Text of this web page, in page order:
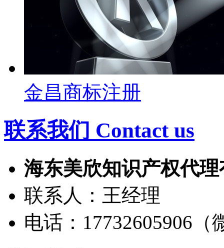
金昌商标注册
联系我们 Contact us
海东美欣知识产权代
联系人：王经理
电话：17732605906（